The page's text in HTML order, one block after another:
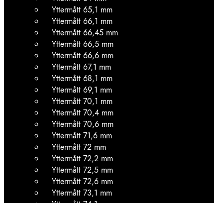
Yttermått 65,1 mm
Yttermått 66,1 mm
Yttermått 66,45 mm
Yttermått 66,5 mm
Yttermått 66,6 mm
Yttermått 67,1 mm
Yttermått 68,1 mm
Yttermått 69,1 mm
Yttermått 70,1 mm
Yttermått 70,4 mm
Yttermått 70,6 mm
Yttermått 71,6 mm
Yttermått 72 mm
Yttermått 72,2 mm
Yttermått 72,5 mm
Yttermått 72,6 mm
Yttermått 73,1 mm